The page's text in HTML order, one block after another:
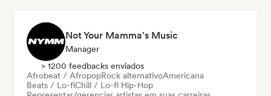
Not Your Mamma's Music
Manager
> 1200 feedbacks enviados
Afrobeat / AfropopRock alternativoAmericana
Beats / Lo-fiChill / Lo-fi Hip-Hop